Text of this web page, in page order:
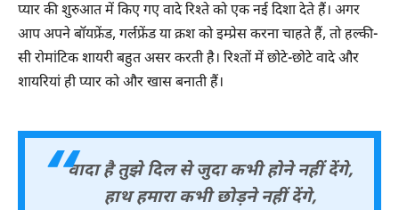
प्यार की शुरुआत में किए गए वादे रिश्ते को एक नई दिशा देते हैं। अगर
आप अपने बॉयफ्रेंड, गर्लफ्रेंड या क्रश को इम्प्रेस करना चाहते हैं, तो हल्की-
सी रोमांटिक शायरी बहुत असर करती है। रिश्तों में छोटे-छोटे वादे और
शायरियां ही प्यार को और खास बनाती हैं।
वादा है तुझे दिल से जुदा कभी होने नहीं देंगे,
हाथ हमारा कभी छोड़ने नहीं देंगे,